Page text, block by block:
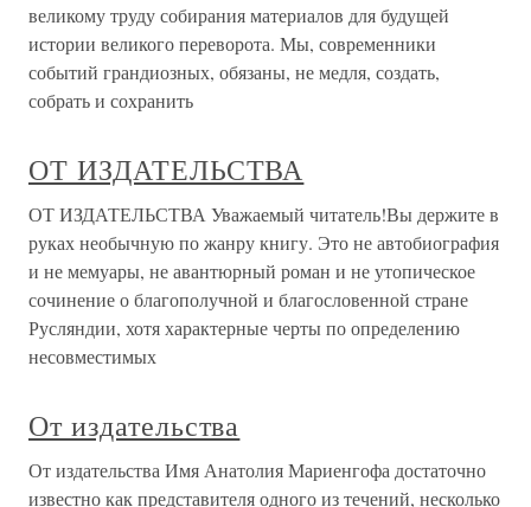
великому труду собирания материалов для будущей
истории великого переворота. Мы, современники
событий грандиозных, обязаны, не медля, создать,
собрать и сохранить
ОТ ИЗДАТЕЛЬСТВА
ОТ ИЗДАТЕЛЬСТВА Уважаемый читатель!Вы держите в
руках необычную по жанру книгу. Это не автобиография
и не мемуары, не авантюрный роман и не утопическое
сочинение о благополучной и благословенной стране
Русляндии, хотя характерные черты по определению
несовместимых
От издательства
От издательства Имя Анатолия Мариенгофа достаточно
известно как представителя одного из течений, несколько